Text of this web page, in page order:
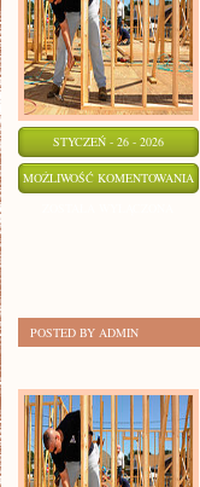
STYCZEŃ - 26 - 2026
MOŻLIWOŚĆ KOMENTOWANIA
POSTED BY ADMIN